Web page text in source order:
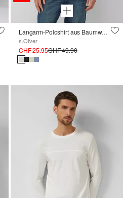
Langarm-Poloshirt aus Baumwoll-Piqué mit Bündchen
s.Oliver
CHF 25.95CHF 49.90